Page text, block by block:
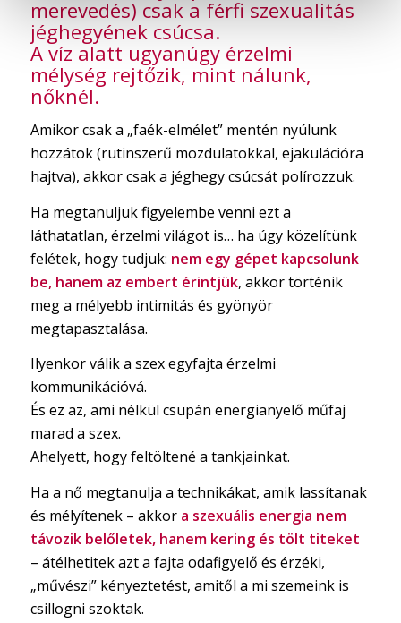
merevedés) csak a férfi szexualitás
jéghegyének csúcsa.
A víz alatt ugyanúgy érzelmi
mélység rejtőzik, mint nálunk,
nőknél.
Amikor csak a „faék-elmélet” mentén nyúlunk
hozzátok (rutinszerű mozdulatokkal, ejakulációra
hajtva), akkor csak a jéghegy csúcsát polírozzuk.
Ha megtanuljuk figyelembe venni ezt a
láthatatlan, érzelmi világot is… ha úgy közelítünk
felétek, hogy tudjuk: nem egy gépet kapcsolunk
be, hanem az embert érintjük, akkor történik
meg a mélyebb intimitás és gyönyör
megtapasztalása.
Ilyenkor válik a szex egyfajta érzelmi
kommunikációvá.
És ez az, ami nélkül csupán energianyelő műfaj
marad a szex.
Ahelyett, hogy feltöltené a tankjainkat.
Ha a nő megtanulja a technikákat, amik lassítanak
és mélyítenek – akkora szexuális energia nem
távozik belőletek, hanem kering és tölt titeket
– átélhetitek azt a fajta odafigyelő és érzéki,
„művészi” kényeztetést, amitől a mi szemeink is
csillogni szoktak.